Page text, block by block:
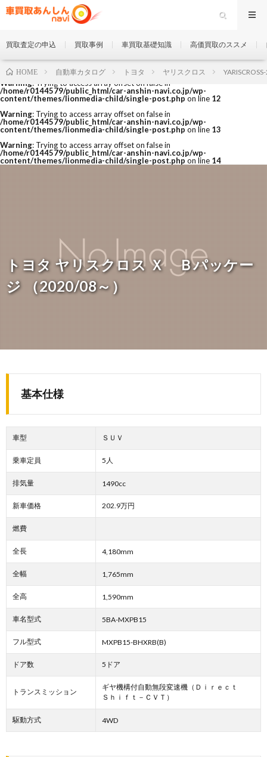
Warning: Trying to access array offset on false in
/home/r0144579/public_html/car-anshin-navi.co.jp/wp-
content/themes/lionmedia-child/single-post.php on line 12
Warning: Trying to access array offset on false in
/home/r0144579/public_html/car-anshin-navi.co.jp/wp-
content/themes/lionmedia-child/single-post.php on line 13
Warning: Trying to access array offset on false in
/home/r0144579/public_html/car-anshin-navi.co.jp/wp-
content/themes/lionmedia-child/single-post.php on line 14
買取査定の申込 買取事例 車買取基礎知識 高価買取のススメ
トヨタ ヤリスクロス Ｘ Ｂパッケー
ジ （2020/08～）
HOME 自動車カタログ トヨタ ヤリスクロス
基本仕様
車型 ＳＵＶ
乗車定員 5人
排気量 1490cc
新車価格 202.9万円
燃費
全長 4,180mm
全幅 1,765mm
全高 1,590mm
車名型式 5BA-MXPB15
フル型式 MXPB15-BHXRB(B)
ドア数 5ドア
トランスミッション
ギヤ機構付自動無段変速機（Ｄｉｒｅｃｔ
Ｓｈｉｆｔ－ＣＶＴ）
駆動方式 4WD